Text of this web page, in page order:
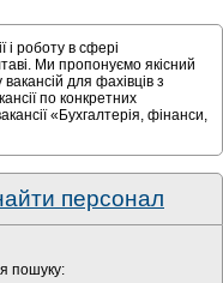
і роботу в сфері
Ми пропонуємо якісний
для фахівців з
по конкретних
«Бухгалтерія, фінанси,
персонал
пошуку: